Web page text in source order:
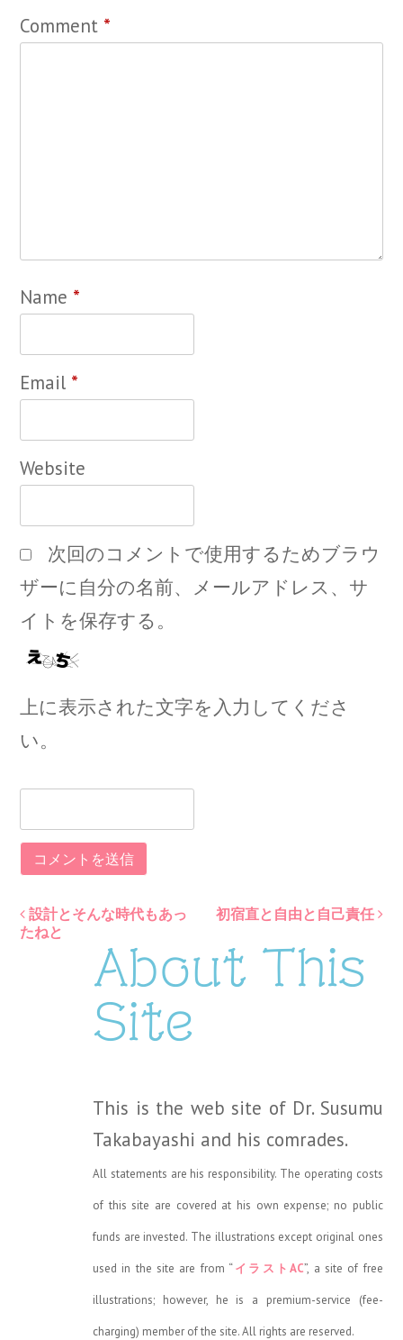
Comment *
Name *
Email *
Website
次回のコメントで使用するためブラウ
ザーに自分の名前、メールアドレス、サ
イトを保存する。
上に表示された文字を入力してくださ
い。
Post
navigation
設計とそんな時代もあっ
たねと
初宿直と自由と自己責任
About This
Site
This is the web site of Dr. Susumu
Takabayashi and his comrades.
All statements are his responsibility. The operating costs
of this site are covered at his own expense; no public
funds are invested. The illustrations except original ones
used in the site are from “イラストAC”, a site of free
illustrations; however, he is a premium-service (fee-
charging) member of the site. All rights are reserved.